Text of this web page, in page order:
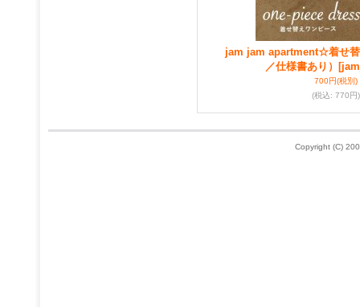
jam jam apartment☆着せ替
／仕様書あり）
700円(税別)
(税込: 770円)
Copyright (C)